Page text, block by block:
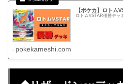
【ポケカ】ロトム
ロトムVSTAR優勝デッ
pokekameshi.com